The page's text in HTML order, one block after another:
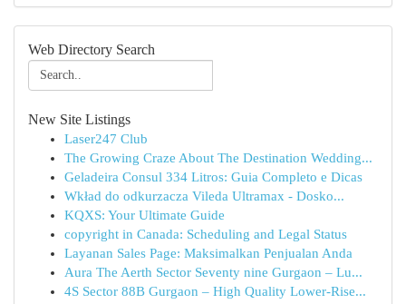
Web Directory Search
New Site Listings
Laser247 Club
The Growing Craze About The Destination Wedding...
Geladeira Consul 334 Litros: Guia Completo e Dicas
Wkład do odkurzacza Vileda Ultramax - Dosko...
KQXS: Your Ultimate Guide
copyright in Canada: Scheduling and Legal Status
Layanan Sales Page: Maksimalkan Penjualan Anda
Aura The Aerth Sector Seventy nine Gurgaon – Lu...
4S Sector 88B Gurgaon – High Quality Lower-Rise...